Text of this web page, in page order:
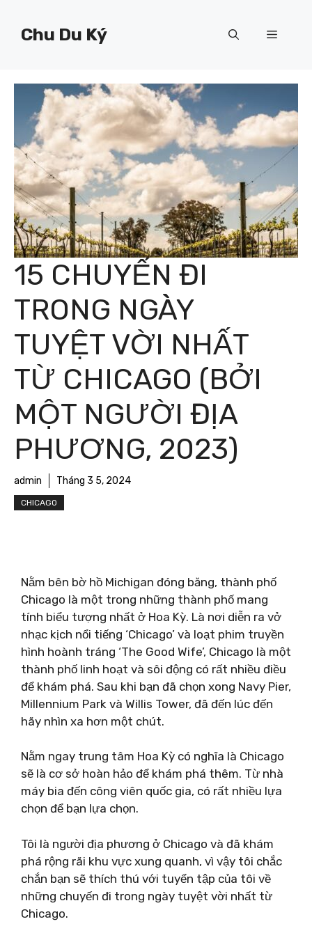
Chu Du Ký Menu
15 CHUYẾN ĐI
TRONG NGÀY
TUYỆT VỜI NHẤT
TỪ ​​CHICAGO (BỞI
MỘT NGƯỜI ĐỊA
PHƯƠNG, 2023)
admin Tháng 3 5, 2024
CHICAGO
Nằm bên bờ hồ Michigan đóng băng, thành phố
Chicago là một trong những thành phố mang
tính biểu tượng nhất ở Hoa Kỳ. Là nơi diễn ra vở
nhạc kịch nổi tiếng ‘Chicago’ và loạt phim truyền
hình hoành tráng ‘The Good Wife’, Chicago là một
thành phố linh hoạt và sôi động có rất nhiều điều
để khám phá. Sau khi bạn đã chọn xong Navy Pier,
Millennium Park và Willis Tower, đã đến lúc đến
hãy nhìn xa hơn một chút.
Nằm ngay trung tâm Hoa Kỳ có nghĩa là Chicago
sẽ là cơ sở hoàn hảo để khám phá thêm. Từ nhà
máy bia đến công viên quốc gia, có rất nhiều lựa
chọn để bạn lựa chọn.
Tôi là người địa phương ở Chicago và đã khám
phá rộng rãi khu vực xung quanh, vì vậy tôi chắc
chắn bạn sẽ thích thú với tuyển tập của tôi về
những chuyến đi trong ngày tuyệt vời nhất từ ​​
Chicago.